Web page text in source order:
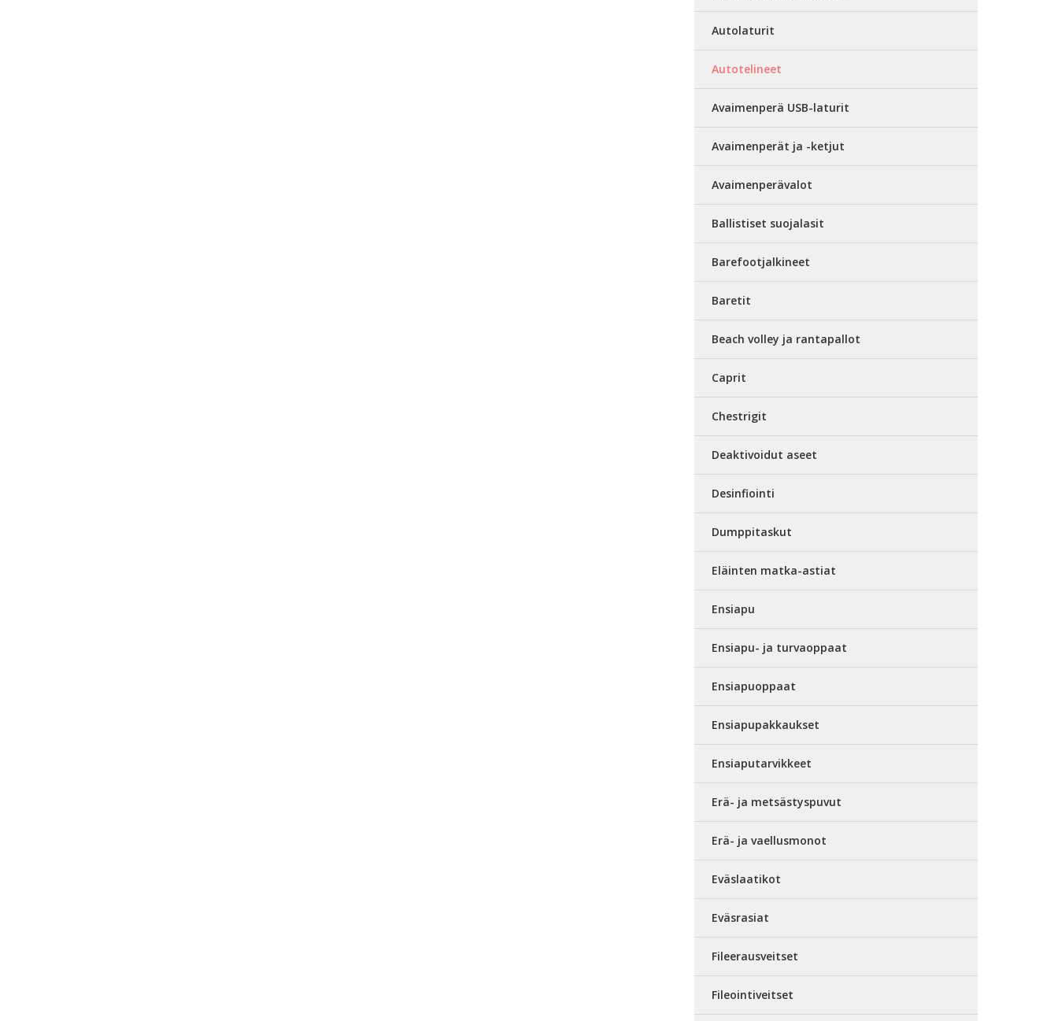
Autolaturit
Autotelineet
Avaimenperä USB-laturit
Avaimenperät ja -ketjut
Avaimenperävalot
Ballistiset suojalasit
Barefootjalkineet
Baretit
Beach volley ja rantapallot
Caprit
Chestrigit
Deaktivoidut aseet
Desinfiointi
Dumppitaskut
Eläinten matka-astiat
Ensiapu
Ensiapu- ja turvaoppaat
Ensiapuoppaat
Ensiapupakkaukset
Ensiaputarvikkeet
Erä- ja metsästyspuvut
Erä- ja vaellusmonot
Eväslaatikot
Eväsrasiat
Fileerausveitset
Fileointiveitset